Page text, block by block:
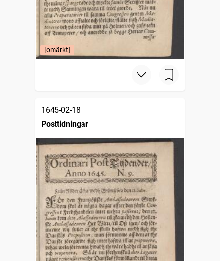
[omärkt]
1645-02-18
Posttidningar